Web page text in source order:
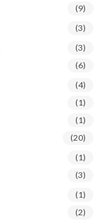
(9)
(3)
(3)
(6)
(4)
(1)
(1)
(20)
(1)
(3)
(1)
(2)